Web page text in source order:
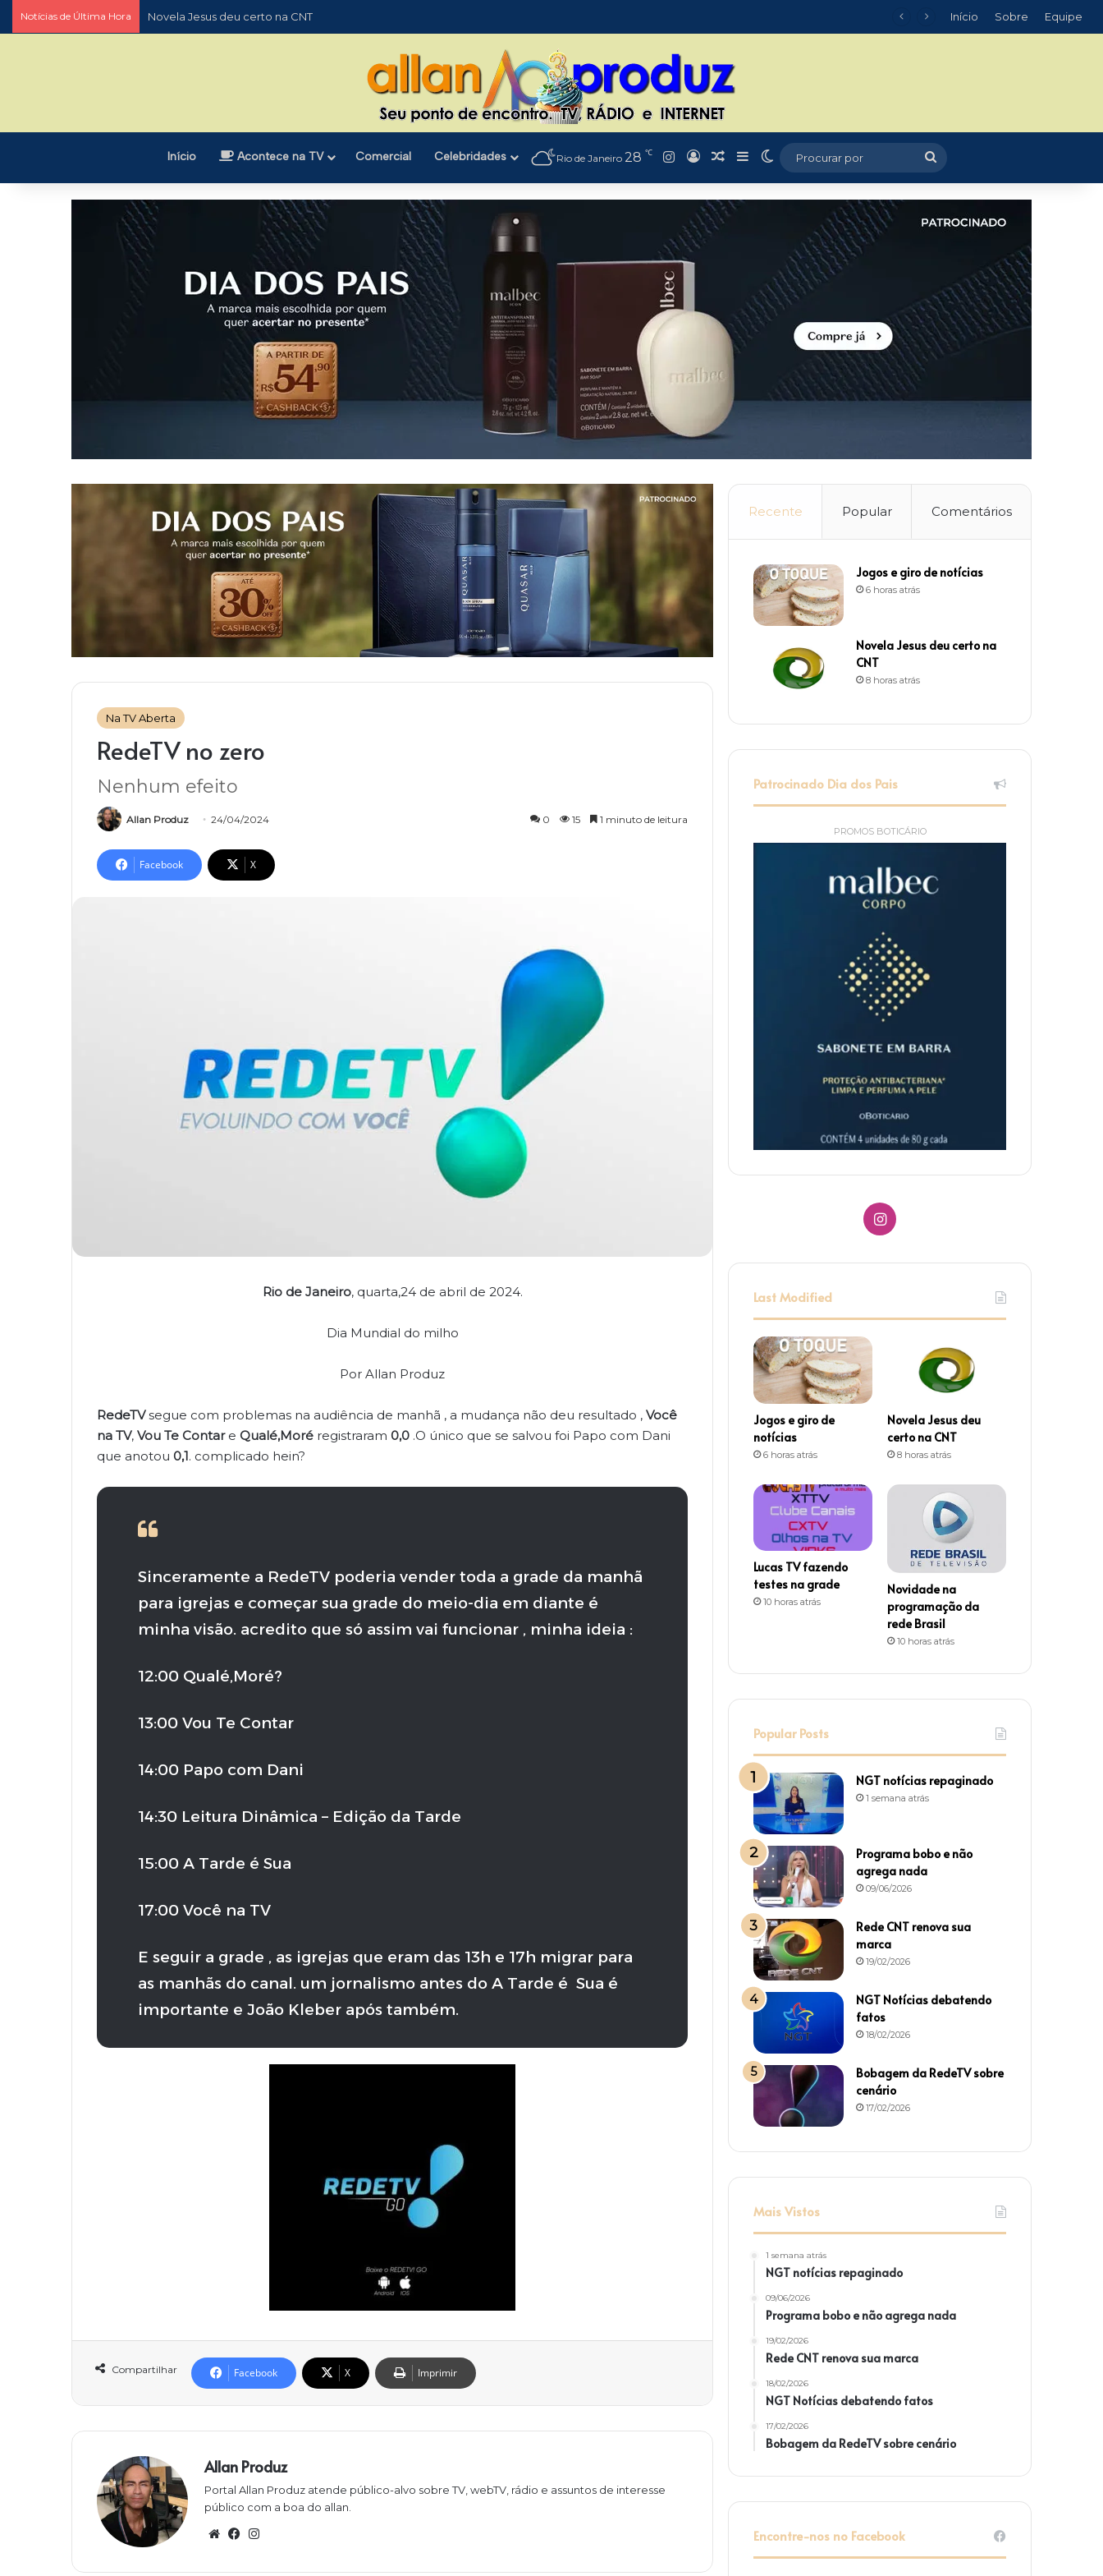
Notícias de Última Hora Novela Jesus deu certo na CNT Início Sobre Equipe
Início Acontece na TV Comercial Celebridades Rio de Janeiro 28 ℃ Instagram
EntrarArtigo aleatório
Barra Lateral
Switch skin
por
Na TV Aberta
RedeTV no zero
Nenhum efeito
Allan Produz 24/04/2024 0 15 1 minuto de leitura
Facebook X
Rio de Janeiro, quarta,24 de abril de 2024.
Dia Mundial do milho
Por Allan Produz
RedeTVsegue com problemas na audiência de manhã , a mudança não deu resultado , Você
na TV, Vou Te Contare Qualé,Moré registraram 0,0 .O único que se salvou foi Papo com Dani
que anotou 0,1. complicado hein?
Sinceramente a RedeTV poderia vender toda a grade da manhã
para igrejas e começar sua grade do meio-dia em diante é
minha visão. acredito que só assim vai funcionar , minha ideia :
12:00 Qualé,Moré?
13:00 Vou Te Contar
14:00 Papo com Dani
14:30 Leitura Dinâmica – Edição da Tarde
15:00 A Tarde é Sua
17:00 Você na TV
E seguir a grade , as igrejas que eram das 13h e 17h migrar para
as manhãs do canal. um jornalismo antes do A Tarde é Sua é
importante e João Kleber após também.
Compartilhar Facebook X Imprimir
Allan Produz
Portal Allan Produz atende público-alvo sobre TV, webTV, rádio e assuntos de interesse
público com a boa do allan.
W
sit
Fa
bogra
Recente Popular Comentários
Jogos e giro de notícias
6 horas atrás
Novela Jesus deu certo na
CNT
8 horas atrás
Patrocinado Dia dos Pais
PROMOS BOTICÁRIO
I
t
r
a
m
Last Modified
Jogos e giro de
notícias
6 horas atrás
Novela Jesus deu
certo na CNT
8 horas atrás
Lucas TV fazendo
testes na grade
10 horas atrás
Novidade na
programação da
rede Brasil
10 horas atrás
Popular Posts
NGT notícias repaginado
1 semana atrás
Programa bobo e não
agrega nada
09/06/2026
Rede CNT renova sua
marca
19/02/2026
NGT Notícias debatendo
fatos
18/02/2026
Bobagem da RedeTV sobre
cenário
17/02/2026
Mais Vistos
1 semana atrás
NGT notícias repaginado
09/06/2026
Programa bobo e não agrega nada
19/02/2026
Rede CNT renova sua marca
18/02/2026
NGT Notícias debatendo fatos
17/02/2026
Bobagem da RedeTV sobre cenário
Encontre-nos no Facebook